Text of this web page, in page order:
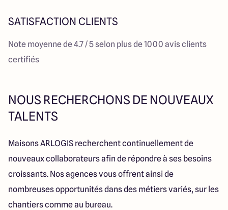
SATISFACTION CLIENTS
Note moyenne de 4.7 / 5 selon plus de 1000 avis clients
certifiés
NOUS RECHERCHONS DE NOUVEAUX
TALENTS
Maisons ARLOGIS recherchent continuellement de
nouveaux collaborateurs afin de répondre à ses besoins
croissants. Nos agences vous offrent ainsi de
nombreuses opportunités dans des métiers variés, sur les
chantiers comme au bureau.